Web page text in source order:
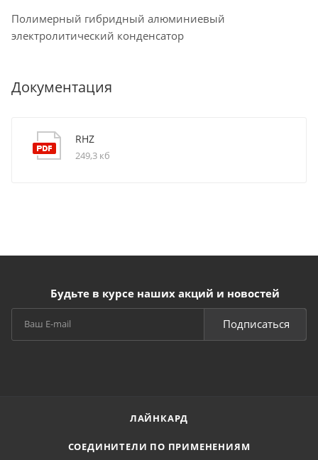
Полимерный гибридный алюминиевый
электролитический конденсатор
Документация
RHZ
249,3 кб
Будьте в курсе наших акций и новостей
Подписаться
ЛАЙНКАРД
СОЕДИНИТЕЛИ ПО ПРИМЕНЕНИЯМ